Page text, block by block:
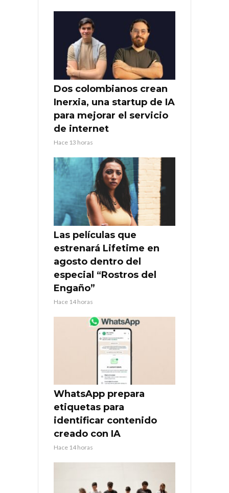
Dos colombianos crean
Inerxia, una startup de IA
para mejorar el servicio
de internet
Hace 13 horas
Las películas que
estrenará Lifetime en
agosto dentro del
especial “Rostros del
Engaño”
Hace 14 horas
WhatsApp prepara
etiquetas para
identificar contenido
creado con IA
Hace 14 horas